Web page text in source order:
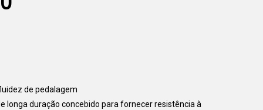
de pedalagem
longa duração concebido para fornecer resistência à